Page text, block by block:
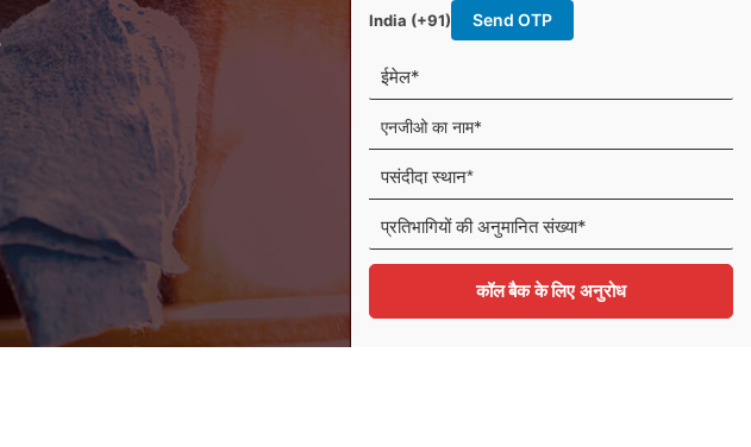
ल
India (+91) Send OTP
ई
मे
*
ए
न
जी
ओ
ना
नं
ब
र
कॉल बैक के लिए अनुरोध